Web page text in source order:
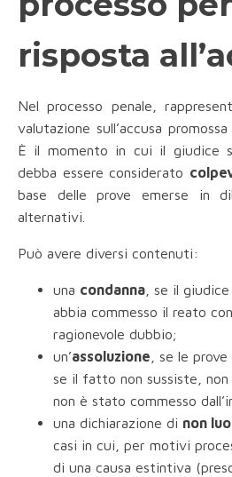
risposta
Nel processo penale,
valutazione sull’accusa
È il momento in cui il giudice
debba essere considerato
base delle prove emerse in
alternativi.
Può avere diversi contenuti:
una condanna , se il
abbia commesso il reato
ragionevole dubbio;
un’assoluzione , se le
se il fatto non sussiste,
non è stato commesso
una dichiarazione di non
casi in cui, per motivi
di una causa estintiva